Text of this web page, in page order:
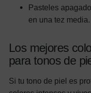
Pasteles
en una tez media.
Los mejores
para tonos de
Si tu tono de piel es